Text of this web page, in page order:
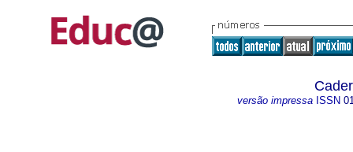
versão impressa ISSN